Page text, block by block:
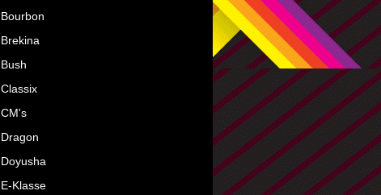
Bourbon
Brekina
Bush
Classix
CM's
Dragon
Doyusha
E-Klasse